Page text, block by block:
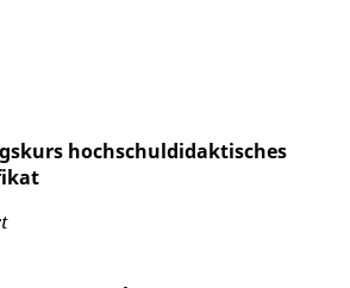
hochschuldidaktisches